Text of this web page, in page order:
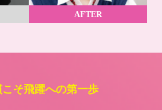
AFTER
そ飛躍への第一歩